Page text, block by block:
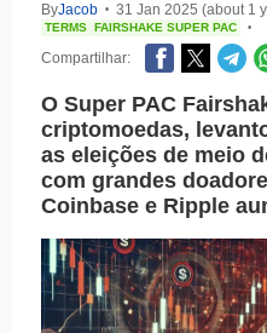
ByJacob • 31 Jan 2025 (about 1
TERMS FAIRSHAKE SUPER PAC •
Compartilhar:
O Super PAC
criptomoedas,
as eleições de meio
com grandes
Coinbase e Ripple